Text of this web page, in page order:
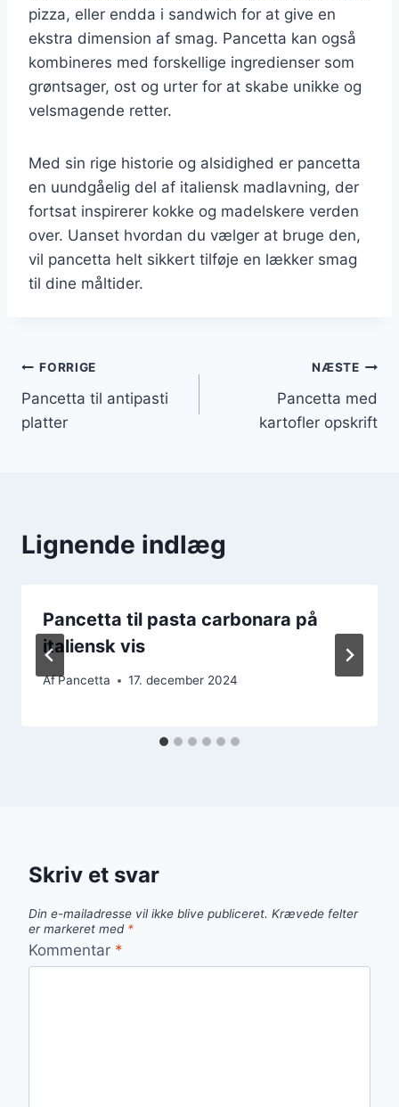
pizza, eller endda i sandwich for at give en
ekstra dimension af smag. Pancetta kan også
kombineres med forskellige ingredienser som
grøntsager, ost og urter for at skabe unikke og
velsmagende retter.
Med sin rige historie og alsidighed er pancetta
en uundgåelig del af italiensk madlavning, der
fortsat inspirerer kokke og madelskere verden
over. Uanset hvordan du vælger at bruge den,
vil pancetta helt sikkert tilføje en lækker smag
til dine måltider.
Indlægsnavigation
FORRIGE
Pancetta til antipasti
platter
NÆSTE
Pancetta med
kartofler opskrift
Lignende indlæg
Pancetta til pasta carbonara på
italiensk vis
AfPancetta 17. december 2024
Skriv et svar
Din e-mailadresse vil ikke blive publiceret. Krævede felter
er markeret med *
Kommentar *